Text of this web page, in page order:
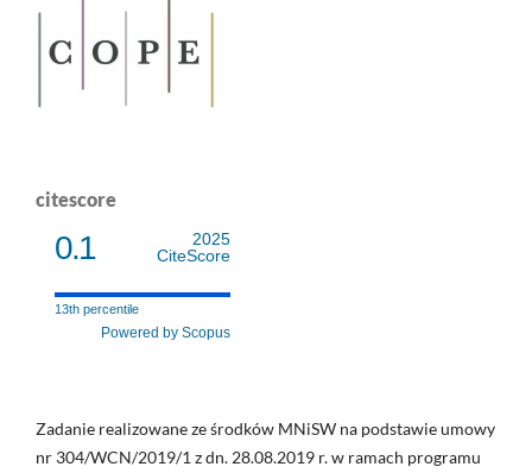
citescore
0.1
2025
CiteScore
13th percentile
Powered by Scopus
Zadanie realizowane ze środków MNiSW na podstawie umowy
nr 304/WCN/2019/1 z dn. 28.08.2019 r. w ramach programu